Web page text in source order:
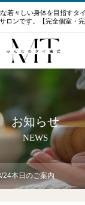
若々しい身体を目指すタ
ロンです。【完全個室・完
お知らせ
NEWS
24本日のご案内